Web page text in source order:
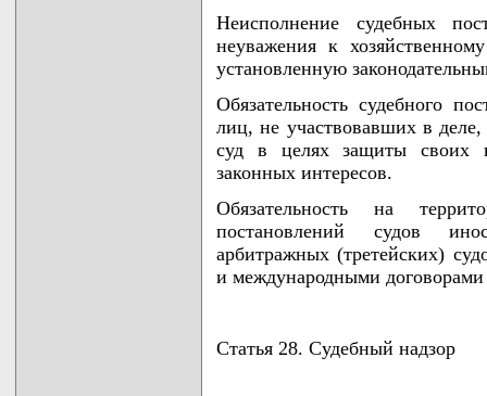
Неисполнение судебных
неуважения к
установленную
Обязательность судебного
лиц, не участвовавших в
суд в целях защиты своих
законных интересов.
Обязательность на
постановлений судов
арбитражных (третейских)
и международными договорами
Статья 28. Судебный надзор